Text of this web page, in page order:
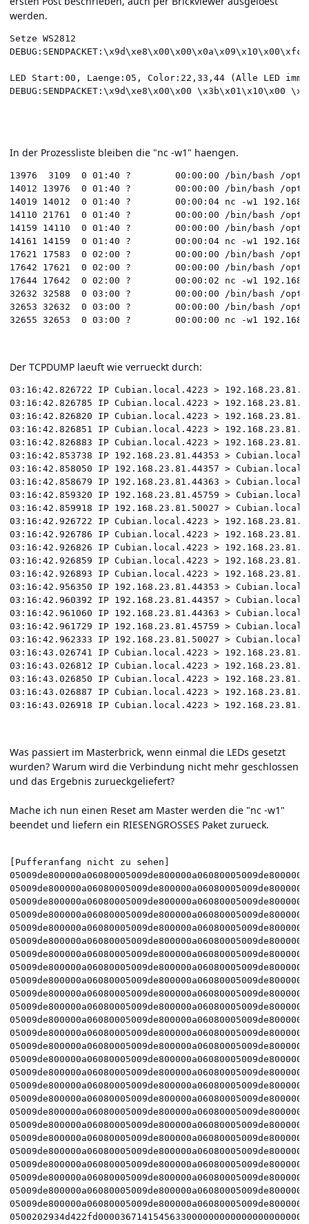
werden.
Setze WS2812
LED Start:00, Laenge:05, Color:22,33,44 (Alle LED
DEBUG:SENDPACKET:\x9d\xe8\x00\x00
In der Prozessliste bleiben die "nc -w1" haengen.
13976  3109  0 01:40 ?        00:00:00 /bin/bash /
14012 13976  0 01:40 ?        00:00:00 /bin/bash /
14019 14012  0 01:40 ?        00:00:04 nc -w1
14110 21761  0 01:40 ?        00:00:00 /bin/bash /
14159 14110  0 01:40 ?        00:00:00 /bin/bash /
14161 14159  0 01:40 ?        00:00:04 nc -w1
17621 17583  0 02:00 ?        00:00:00 /bin/bash /
17642 17621  0 02:00 ?        00:00:00 /bin/bash /
17644 17642  0 02:00 ?        00:00:02 nc -w1
32632 32588  0 03:00 ?        00:00:00 /bin/bash /
32653 32632  0 03:00 ?        00:00:00 /bin/bash /
Der TCPDUMP laeuft wie verrueckt durch:
03:16:42.826722 IP Cubian.local.4223 >
03:16:42.826785 IP Cubian.local.4223 >
03:16:42.826820 IP Cubian.local.4223 >
03:16:42.826851 IP Cubian.local.4223 >
03:16:42.826883 IP Cubian.local.4223 >
03:16:42.853738 IP 192.168.23.81.44353 >
03:16:42.858050 IP 192.168.23.81.44357 >
03:16:42.858679 IP 192.168.23.81.44363 >
03:16:42.859320 IP 192.168.23.81.45759 >
03:16:42.859918 IP 192.168.23.81.50027 >
03:16:42.926722 IP Cubian.local.4223 >
03:16:42.926786 IP Cubian.local.4223 >
03:16:42.926826 IP Cubian.local.4223 >
03:16:42.926859 IP Cubian.local.4223 >
03:16:42.926893 IP Cubian.local.4223 >
03:16:42.956350 IP 192.168.23.81.44353 >
03:16:42.960392 IP 192.168.23.81.44357 >
03:16:42.961060 IP 192.168.23.81.44363 >
03:16:42.961729 IP 192.168.23.81.45759 >
03:16:42.962333 IP 192.168.23.81.50027 >
03:16:43.026741 IP Cubian.local.4223 >
03:16:43.026812 IP Cubian.local.4223 >
03:16:43.026850 IP Cubian.local.4223 >
03:16:43.026887 IP Cubian.local.4223 >
Was passiert im Masterbrick, wenn einmal die LEDs gesetzt
wurden? Warum wird die Verbindung nicht mehr geschlossen
und das Ergebnis zurueckgeliefert?
Mache ich nun einen Reset am Master werden die "nc -w1"
beendet und liefern ein RIESENGROSSES Paket zurueck.
[Pufferanfang nicht zu sehen]